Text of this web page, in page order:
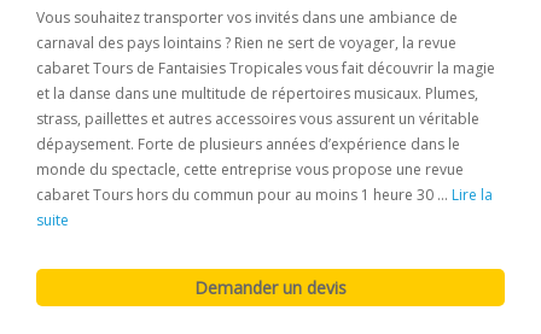
Vous souhaitez transporter vos invités dans une ambiance de
carnaval des pays lointains ? Rien ne sert de voyager, la revue
cabaret Tours de Fantaisies Tropicales vous fait découvrir la magie
et la danse dans une multitude de répertoires musicaux. Plumes,
strass, paillettes et autres accessoires vous assurent un véritable
dépaysement. Forte de plusieurs années d’expérience dans le
monde du spectacle, cette entreprise vous propose une revue
cabaret Tours hors du commun pour au moins 1 heure 30 ... Lire la
suite